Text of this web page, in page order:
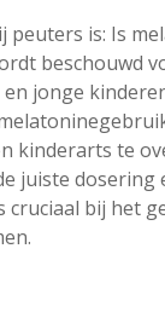
is: Is
beschouwd
jonge
kinderarts te
juiste dosering
cruciaal bij het